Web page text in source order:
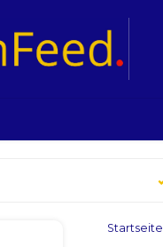
Startseite